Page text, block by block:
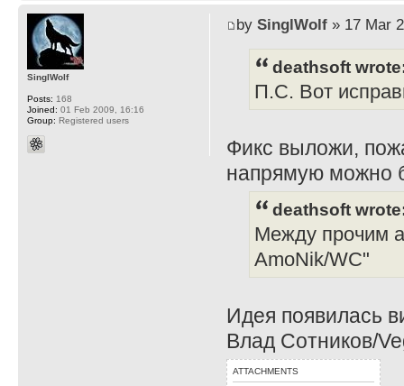
by SinglWolf» 17 Mar
deathsoft
П.С. Вот
Фикс выложи,
напрямую можно
deathsoft
Между прочим
AmoNik/WC"
Идея появилась
Влад Сотников/
ATTACHMENTS
SinglWolf
Posts: 168
Joined: 01 Feb 2009, 16:16
Group: Registered users